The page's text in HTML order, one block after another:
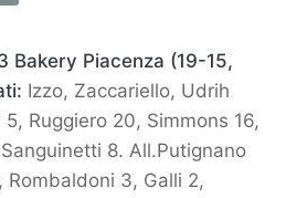
Bakery Piacenza (19-15,
Izzo, Zaccariello, Udrih
Ruggiero 20, Simmons 16,
8. All.Putignano
Rombaldoni 3, Galli 2,